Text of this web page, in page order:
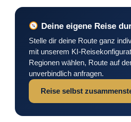
Deine eigene Reise
Stelle dir deine Route ganz
mit unserem KI-
Regionen wählen, Route auf
unverbindlich anfragen.
Reise selbst